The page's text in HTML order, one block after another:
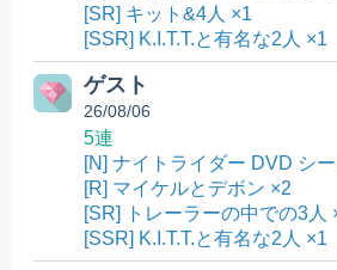
[SR] キット&4人 ×1
[SSR] K.I.T.T.と有名な2人 ×1
ゲスト
26/08/06
5連
[N] ナイトライダー DVD シ
[R] マイケルとデボン ×2
[SR] トレーラーの中での3人
[SSR] K.I.T.T.と有名な2人 ×1